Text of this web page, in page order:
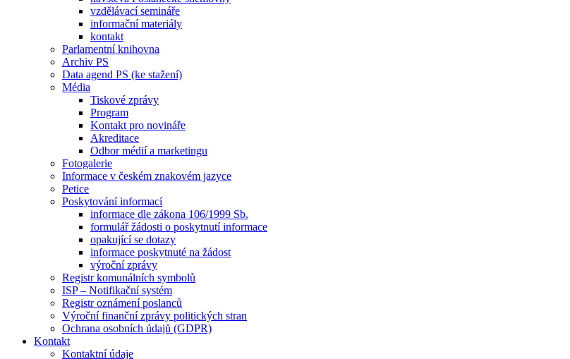
vzdělávací semináře
informační materiály
kontakt
Parlamentní knihovna
Archiv PS
Data agend PS (ke stažení)
Média
Tiskové zprávy
Program
Kontakt pro novináře
Akreditace
Odbor médií a marketingu
Fotogalerie
Informace v českém znakovém jazyce
Petice
Poskytování informací
informace dle zákona 106/1999 Sb.
formulář žádosti o poskytnutí informace
opakující se dotazy
informace poskytnuté na žádost
výroční zprávy
Registr komunálních symbolů
ISP – Notifikační systém
Registr oznámení poslanců
Výroční finanční zprávy politických stran
Ochrana osobních údajů (GDPR)
Kontakt
Kontaktní údaje